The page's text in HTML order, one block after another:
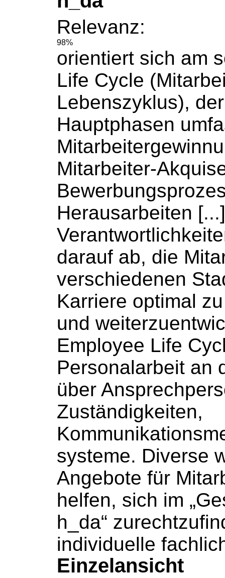
Relevanz:
98%
orientiert sich am
Life Cycle (
Lebenszyklus),
Hauptphasen
Mitarbeiter-
Herausarbeiten
darauf ab, die
verschiedenen
Karriere optimal
und
Employee Life
Personalarbeit an
über
Zuständigkeiten,
systeme. Diverse
Angebote für
helfen, sich im
h_da“
individuelle
Einzelansicht